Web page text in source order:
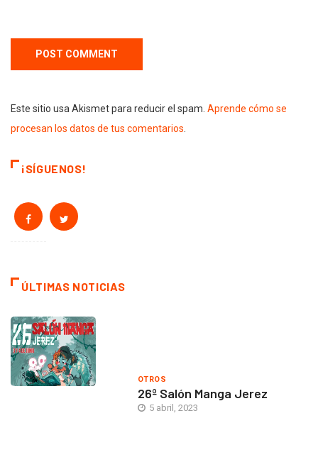
Este sitio usa Akismet para reducir el spam. Aprende cómo se
procesan los datos de tus comentarios
¡SÍGUENOS!
ÚLTIMAS NOTICIAS
OTROS
26º Salón Manga Jerez
5 abril, 2023